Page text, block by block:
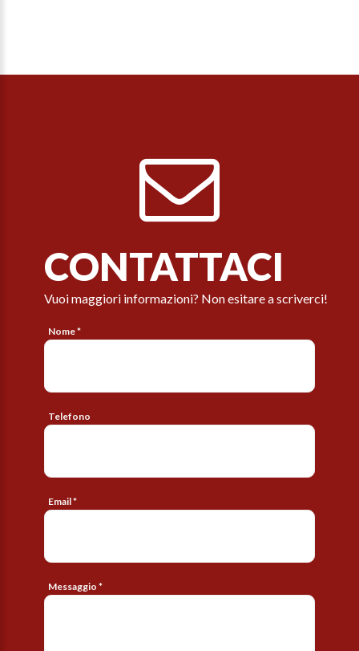
CONTATTACI
Vuoi maggiori informazioni? Non esitare a scriverci!
Nome *
Telefono
Email *
Messaggio *